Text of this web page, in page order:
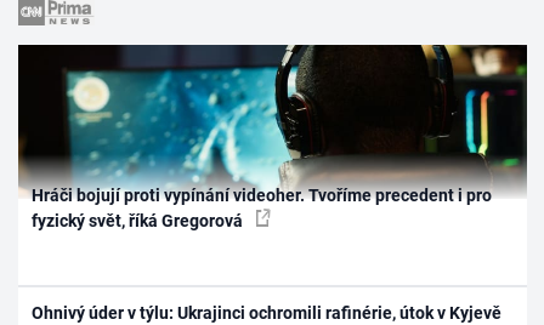
Hráči bojují proti vypínání videoher. Tvoříme precedent i pro
fyzický svět, říká Gregorová
Ohnivý úder v týlu: Ukrajinci ochromili rafinérie, útok v Kyjevě